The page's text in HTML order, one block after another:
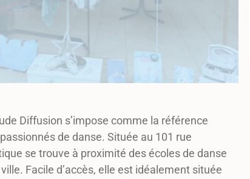
Diffusion s’impose comme la référence
de danse. Située au 101 rue
se trouve à proximité des écoles de danse
Facile d’accès, elle est idéalement située